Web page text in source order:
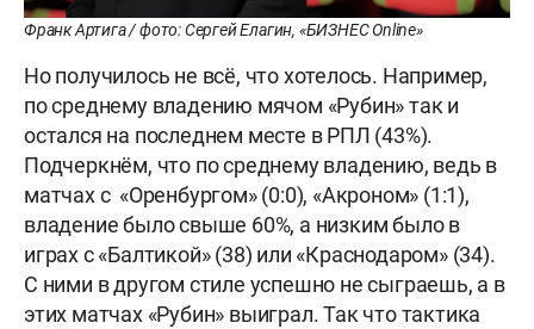
Франк Артига / фото: Сергей Елагин, «БИЗНЕС Online»
Но получилось не всё, что хотелось. Например,
по среднему владению мячом «Рубин» так и
остался на последнем месте в РПЛ (43%).
Подчеркнём, что по среднему владению, ведь в
матчах с «Оренбургом» (0:0), «Акроном» (1:1),
владение было свыше 60%, а низким было в
играх с «Балтикой» (38) или «Краснодаром» (34).
С ними в другом стиле успешно не сыграешь, а в
этих матчах «Рубин» выиграл. Так что тактика